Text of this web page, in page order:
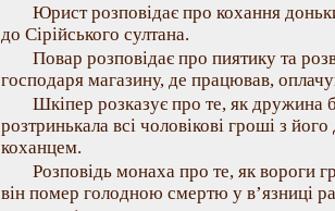
Юрист розповідає про кохання
до Сірійського султана.
Повар розповідає про пиятику та
господаря магазину, де працював,
Шкіпер розказує про те, як дружина
розтринькала всі чоловікові гроші з
коханцем.
Розповідь монаха про те, як вороги
він помер голодною смертю у в’язниці